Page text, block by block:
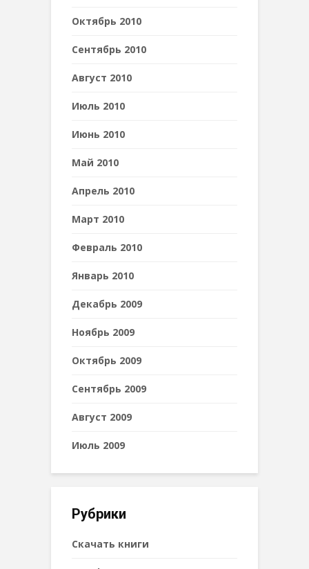
Октябрь 2010
Сентябрь 2010
Август 2010
Июль 2010
Июнь 2010
Май 2010
Апрель 2010
Март 2010
Февраль 2010
Январь 2010
Декабрь 2009
Ноябрь 2009
Октябрь 2009
Сентябрь 2009
Август 2009
Июль 2009
Рубрики
Cкачать книги